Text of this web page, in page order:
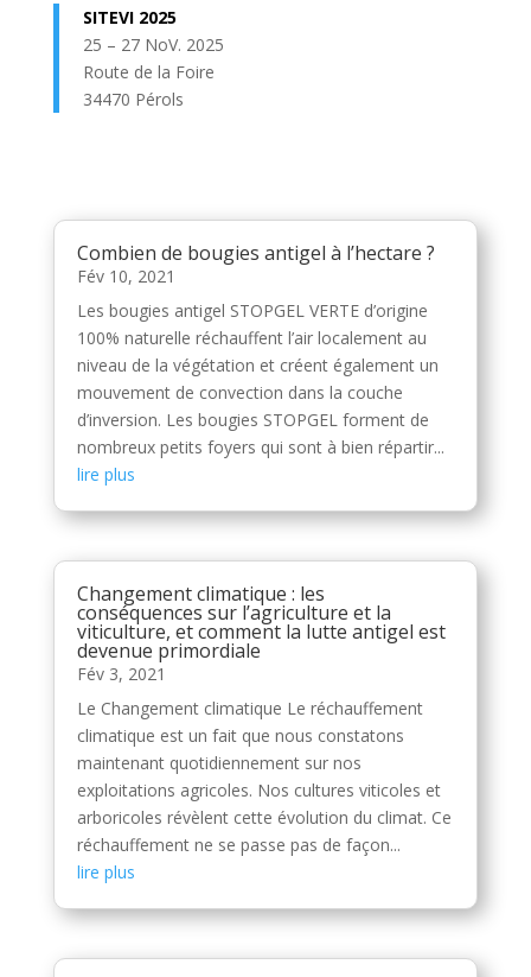
SITEVI 2025
25 – 27 NoV. 2025
Route de la Foire
34470 Pérols
Combien de bougies antigel à l’hectare ?
Fév 10, 2021
Les bougies antigel STOPGEL VERTE d’origine
100% naturelle réchauffent l’air localement au
niveau de la végétation et créent également un
mouvement de convection dans la couche
d’inversion. Les bougies STOPGEL forment de
nombreux petits foyers qui sont à bien répartir...
lire plus
Changement climatique : les
conséquences sur l’agriculture et la
viticulture, et comment la lutte antigel est
devenue primordiale
Fév 3, 2021
Le Changement climatique Le réchauffement
climatique est un fait que nous constatons
maintenant quotidiennement sur nos
exploitations agricoles. Nos cultures viticoles et
arboricoles révèlent cette évolution du climat. Ce
réchauffement ne se passe pas de façon...
lire plus